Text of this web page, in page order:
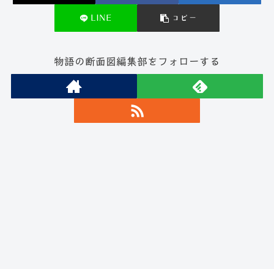
LINE コピー
物語の断面図編集部をフォローする